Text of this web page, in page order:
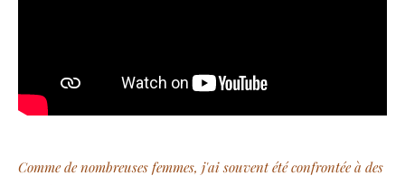
Comme de nombreuses femmes, j'ai souvent été confrontée à des